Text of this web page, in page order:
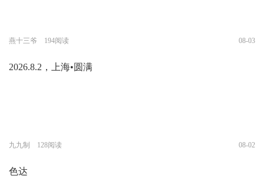
燕十三爷 194阅读 08-03
2026.8.2，上海•圆满
九九制 128阅读 08-02
色达